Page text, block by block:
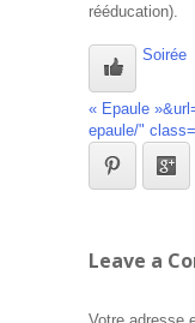
rééducation).
Soirée
« Epaule
epaule/"
Leave a